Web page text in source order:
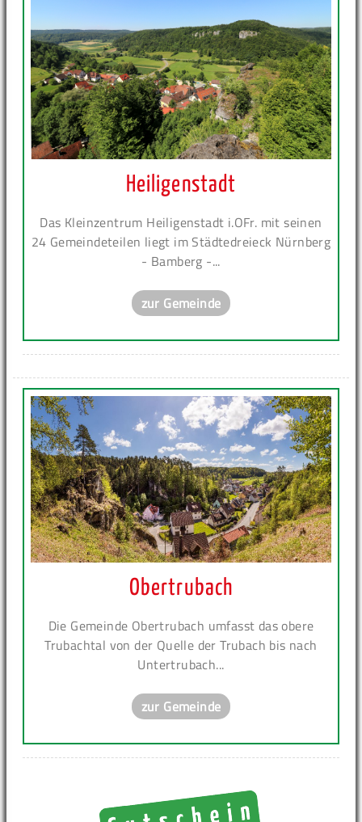
Heiligenstadt
Das Kleinzentrum Heiligenstadt i.OFr. mit seinen
24 Gemeindeteilen liegt im Städtedreieck Nürnberg
- Bamberg -...
zur Gemeinde
Obertrubach
Die Gemeinde Obertrubach umfasst das obere
Trubachtal von der Quelle der Trubach bis nach
Untertrubach...
zur Gemeinde